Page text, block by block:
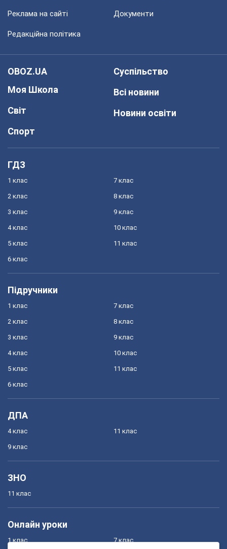
Реклама на сайті Документи
Редакційна політика
OBOZ.UA
Моя Школа
Світ
Спорт
Суспільство
Всі новини
Новини освіти
ГДЗ
1 клас
2 клас
3 клас
4 клас
5 клас
6 клас
7 клас
8 клас
9 клас
10 клас
11 клас
Підручники
1 клас
2 клас
3 клас
4 клас
5 клас
6 клас
7 клас
8 клас
9 клас
10 клас
11 клас
ДПА
4 клас
9 клас
11 клас
ЗНО
11 клас
Онлайн уроки
1 клас 7 клас